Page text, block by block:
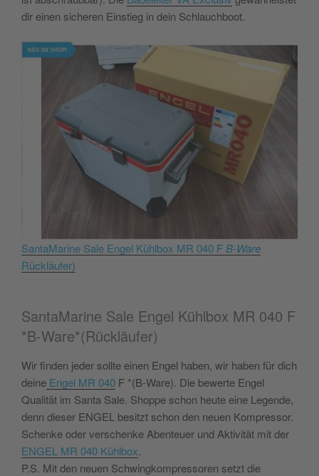
dir einen sicheren Einstieg in dein Schlauchboot.
SantaMarine Sale Engel Kühlbox MR 040 F B-Ware
Rückläufer)
SantaMarine Sale Engel Kühlbox MR 040 F
*B-Ware*(Rückläufer)
Wir finden jeder sollte einen Engel haben, wir haben für dich
deine Engel MR 040 F *(B-Ware). Die bewerte Engel
Qualität im Santa Sale. Shoppe schon heute eine Legende,
denn dieser ENGEL besitzt schon den neuen Kompressor.
Schenke oder verschenke Abenteuer und Aktivität mit der
ENGEL MR 040 Kühlbox.
P.S. Mit den neuen Schwingkompressoren setzt die